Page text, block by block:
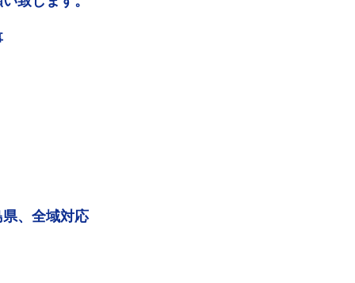
、全域対応